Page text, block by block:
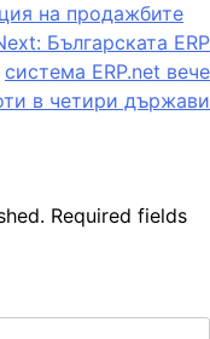
на продажбите
Българската ERP
система ERP.net вече
в четири държави
Required fields